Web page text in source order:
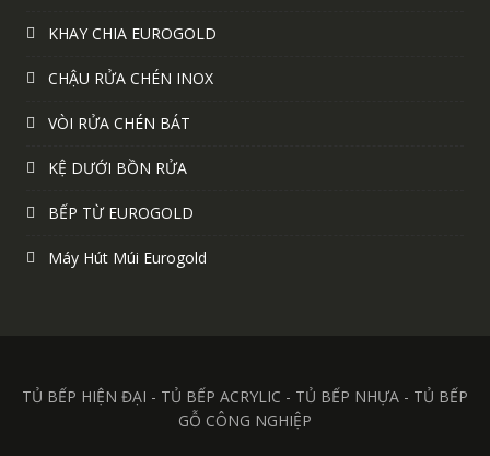
KHAY CHIA EUROGOLD
CHẬU RỬA CHÉN INOX
VÒI RỬA CHÉN BÁT
KỆ DƯỚI BỒN RỬA
BẾP TỪ EUROGOLD
Máy Hút Múi Eurogold
TỦ BẾP HIỆN ĐẠI - TỦ BẾP ACRYLIC - TỦ BẾP NHỰA - TỦ BẾP
GỖ CÔNG NGHIỆP